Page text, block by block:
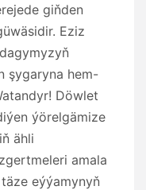
giňden
Eziz
şygaryna hem-
Döwlet
ýörelgämize
ähli
amala
eýýamynyň